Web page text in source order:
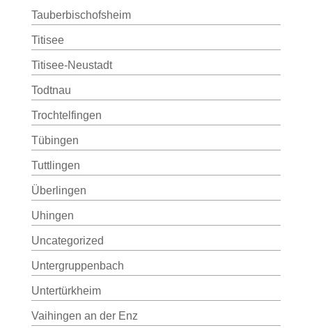
Tauberbischofsheim
Titisee
Titisee-Neustadt
Todtnau
Trochtelfingen
Tübingen
Tuttlingen
Überlingen
Uhingen
Uncategorized
Untergruppenbach
Untertürkheim
Vaihingen an der Enz